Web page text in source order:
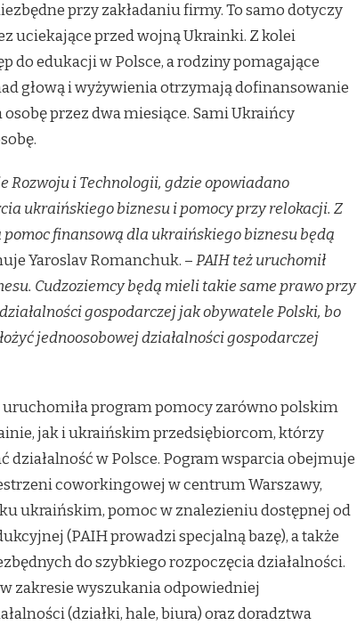
przy zakładaniu firmy. To samo dotyczy
uciekające przed wojną Ukrainki. Z kolei
do edukacji w Polsce, a rodziny pomagające
głową i wyżywienia otrzymają dofinansowanie
przez dwa miesiące. Sami Ukraińcy
i Technologii, gdzie opowiadano
ukraińskiego biznesu i pomocy przy relokacji. Z
pomoc finansową dla ukraińskiego biznesu będą
Yaroslav Romanchuk. –PAIH też uruchomił
Cudzoziemcy będą mieli takie same prawo przy
gospodarczej jak obywatele Polski, bo
jednoosobowej działalności gospodarczej
program pomocy zarówno polskim
jak i ukraińskim przedsiębiorcom, którzy
w Polsce. Pogram wsparcia obejmuje
coworkingowej w centrum Warszawy,
ukraińskim, pomoc w znalezieniu dostępnej od
(PAIH prowadzi specjalną bazę), a także
do szybkiego rozpoczęcia działalności.
zakresie wyszukania odpowiedniej
(działki, hale, biura) oraz doradztwa